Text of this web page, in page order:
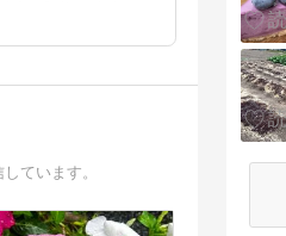
ています。